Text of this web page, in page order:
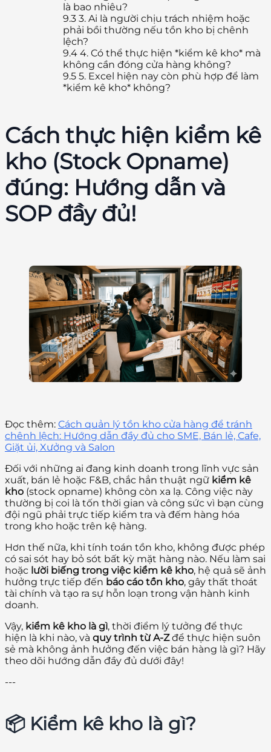
là bao nhiêu?
9.3 3. Ai là người chịu trách nhiệm hoặc
phải bồi thường nếu tồn kho bị chênh
lệch?
9.4 4. Có thể thực hiện *kiểm kê kho* mà
không cần đóng cửa hàng không?
9.5 5. Excel hiện nay còn phù hợp để làm
*kiểm kê kho* không?
Cách thực hiện kiểm kê
kho (Stock Opname)
đúng: Hướng dẫn và
SOP đầy đủ!
Đọc thêm: Cách quản lý tồn kho cửa hàng để tránh
chênh lệch: Hướng dẫn đầy đủ cho SME, Bán lẻ, Cafe,
Giặt ủi, Xưởng và Salon
Đối với những ai đang kinh doanh trong lĩnh vực sản
xuất, bán lẻ hoặc F&B, chắc hẳn thuật ngữ kiểm kê
kho (stock opname) không còn xa lạ. Công việc này
thường bị coi là tốn thời gian và công sức vì bạn cùng
đội ngũ phải trực tiếp kiểm tra và đếm hàng hóa
trong kho hoặc trên kệ hàng.
Hơn thế nữa, khi tính toán tồn kho, không được phép
có sai sót hay bỏ sót bất kỳ mặt hàng nào. Nếu làm sai
hoặc lười biếng trong việc kiểm kê kho, hệ quả sẽ ảnh
hưởng trực tiếp đến báo cáo tồn kho, gây thất thoát
tài chính và tạo ra sự hỗn loạn trong vận hành kinh
doanh.
Vậy, kiểm kê kho là gì, thời điểm lý tưởng để thực
hiện là khi nào, và quy trình từ A-Zđể thực hiện suôn
sẻ mà không ảnh hưởng đến việc bán hàng là gì? Hãy
theo dõi hướng dẫn đầy đủ dưới đây!
---
📦 Kiểm kê kho là gì?